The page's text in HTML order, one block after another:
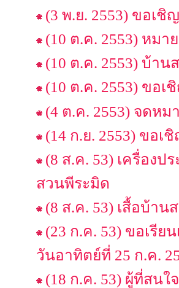
(3 พ.ย. 2553) ขอเ
(10 ต.ค. 2553) หม
(10 ต.ค. 2553) บ้า
(10 ต.ค. 2553) ขอ
(4 ต.ค. 2553) จดห
(14 ก.ย. 2553) ขอ
(8 ส.ค. 53) เครื่องป
สวนพีระมิด
(8 ส.ค. 53) เสื้อบ้า
(23 ก.ค. 53) ขอเรี
วันอาทิตย์ที่ 25 ก.ค.
(18 ก.ค. 53) ผู้ที่สน